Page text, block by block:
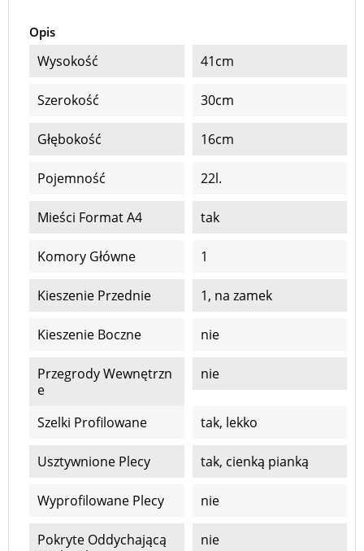
Opis
Wysokość 41cm
Szerokość 30cm
Głębokość 16cm
Pojemność 22l.
Mieści Format A4 tak
Komory Główne 1
Kieszenie Przednie 1, na zamek
Kieszenie Boczne nie
Przegrody Wewnętrzn
E
nie
Szelki Profilowane tak, lekko
Usztywnione Plecy tak, cienką pianką
Wyprofilowane Plecy nie
Pokryte Oddychającą
nie